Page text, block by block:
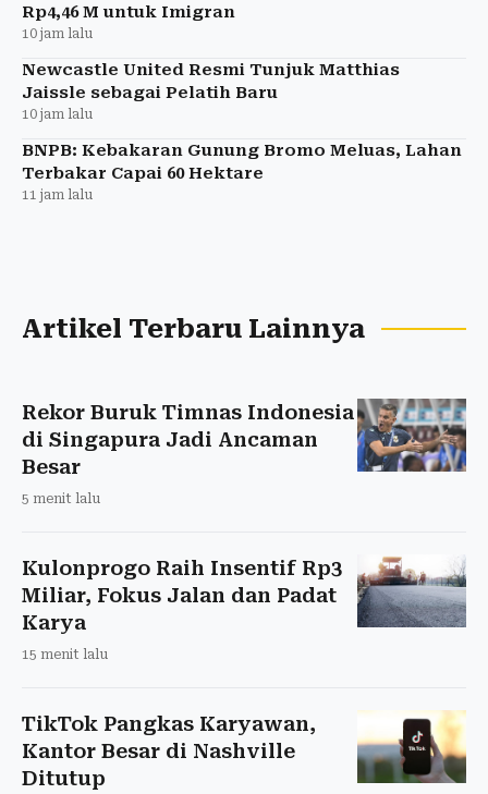
Rp4,46 M untuk Imigran
10 jam lalu
Newcastle United Resmi Tunjuk Matthias
Jaissle sebagai Pelatih Baru
10 jam lalu
BNPB: Kebakaran Gunung Bromo Meluas, Lahan
Terbakar Capai 60 Hektare
11 jam lalu
Artikel Terbaru Lainnya
Rekor Buruk Timnas Indonesia
di Singapura Jadi Ancaman
Besar
5 menit lalu
Kulonprogo Raih Insentif Rp3
Miliar, Fokus Jalan dan Padat
Karya
15 menit lalu
TikTok Pangkas Karyawan,
Kantor Besar di Nashville
Ditutup